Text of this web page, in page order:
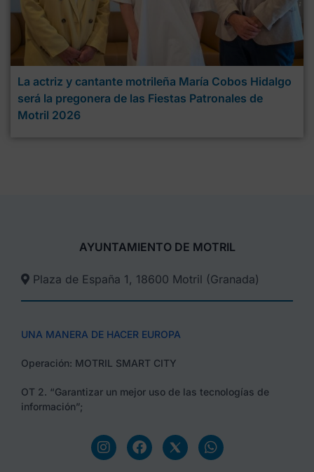
La actriz y cantante motrileña María Cobos Hidalgo
será la pregonera de las Fiestas Patronales de
Motril 2026
AYUNTAMIENTO DE MOTRIL
Plaza de España 1, 18600 Motril (Granada)​
UNA MANERA DE HACER EUROPA
Operación: MOTRIL SMART CITY
OT 2. “Garantizar un mejor uso de las tecnologías de
información”;